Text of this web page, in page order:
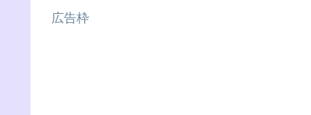
広告枠